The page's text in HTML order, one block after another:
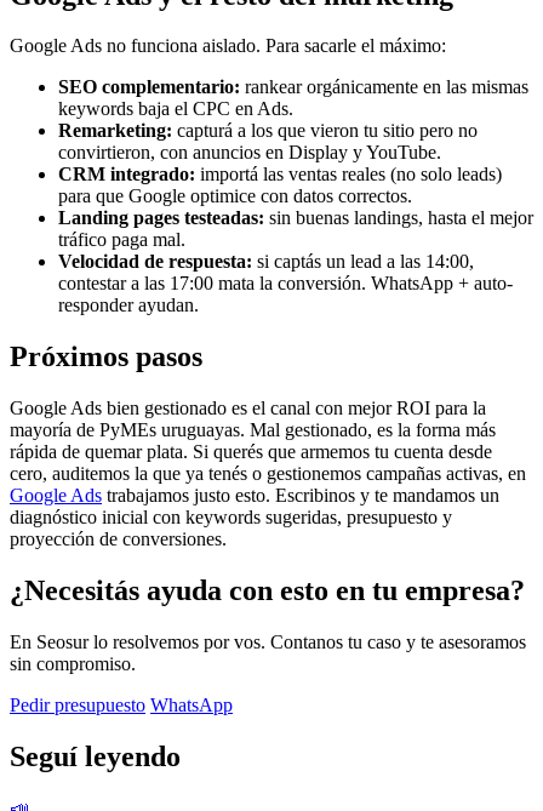
Google Ads no funciona aislado. Para sacarle el máximo:
SEO complementario: rankear orgánicamente en las mismas
keywords baja el CPC en Ads.
Remarketing: capturá a los que vieron tu sitio pero no
convirtieron, con anuncios en Display y YouTube.
CRM integrado: importá las ventas reales (no solo leads)
para que Google optimice con datos correctos.
Landing pages testeadas: sin buenas landings, hasta el mejor
tráfico paga mal.
Velocidad de respuesta: si captás un lead a las 14:00,
contestar a las 17:00 mata la conversión. WhatsApp + auto-
responder ayudan.
Próximos pasos
Google Ads bien gestionado es el canal con mejor ROI para la
mayoría de PyMEs uruguayas. Mal gestionado, es la forma más
rápida de quemar plata. Si querés que armemos tu cuenta desde
cero, auditemos la que ya tenés o gestionemos campañas activas, en
Google Ads trabajamos justo esto. Escribinos y te mandamos un
diagnóstico inicial con keywords sugeridas, presupuesto y
proyección de conversiones.
¿Necesitás ayuda con esto en tu empresa?
En Seosur lo resolvemos por vos. Contanos tu caso y te asesoramos
sin compromiso.
Pedir presupuesto WhatsApp
Seguí leyendo